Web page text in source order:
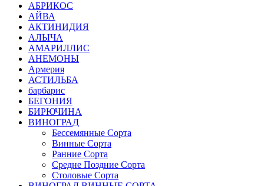
АБРИКОС
АЙВА
АКТИНИДИЯ
АЛЫЧА
АМАРИЛЛИС
АНЕМОНЫ
Армерия
АСТИЛЬБА
барбарис
БЕГОНИЯ
БИРЮЧИНА
ВИНОГРАД
Бессемянные Сорта
Винные Сорта
Ранние Сорта
Средне Поздние Сорта
Столовые Сорта